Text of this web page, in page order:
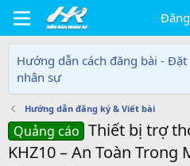
Hướng dẫn cách đăng bài -
nhân sự
Hướng dẫn đăng ký & Viết bài
Quảng cáo Thiết bị trợ
KHZ10 – An Toàn Trong